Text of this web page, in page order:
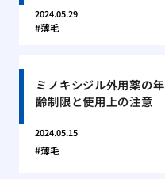
2024.05.29
薄毛
ミノキシジル外用薬の年
齢制限と使用上の注意
2024.05.15
薄毛